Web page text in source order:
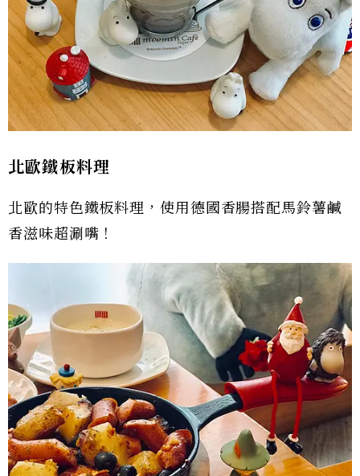
北歐鐵板料理
北歐的特色鐵板料理，使用德國香腸搭配馬鈴薯鹹
香滋味超涮嘴！